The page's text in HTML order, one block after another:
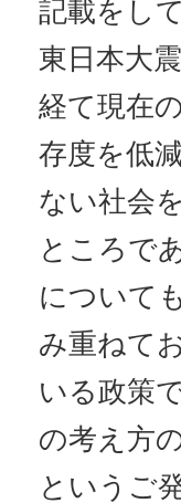
記載をし
東日本大
経て現在
存度を低
ない社会
ところで
について
み重ねて
いる政策
の考え方
というご